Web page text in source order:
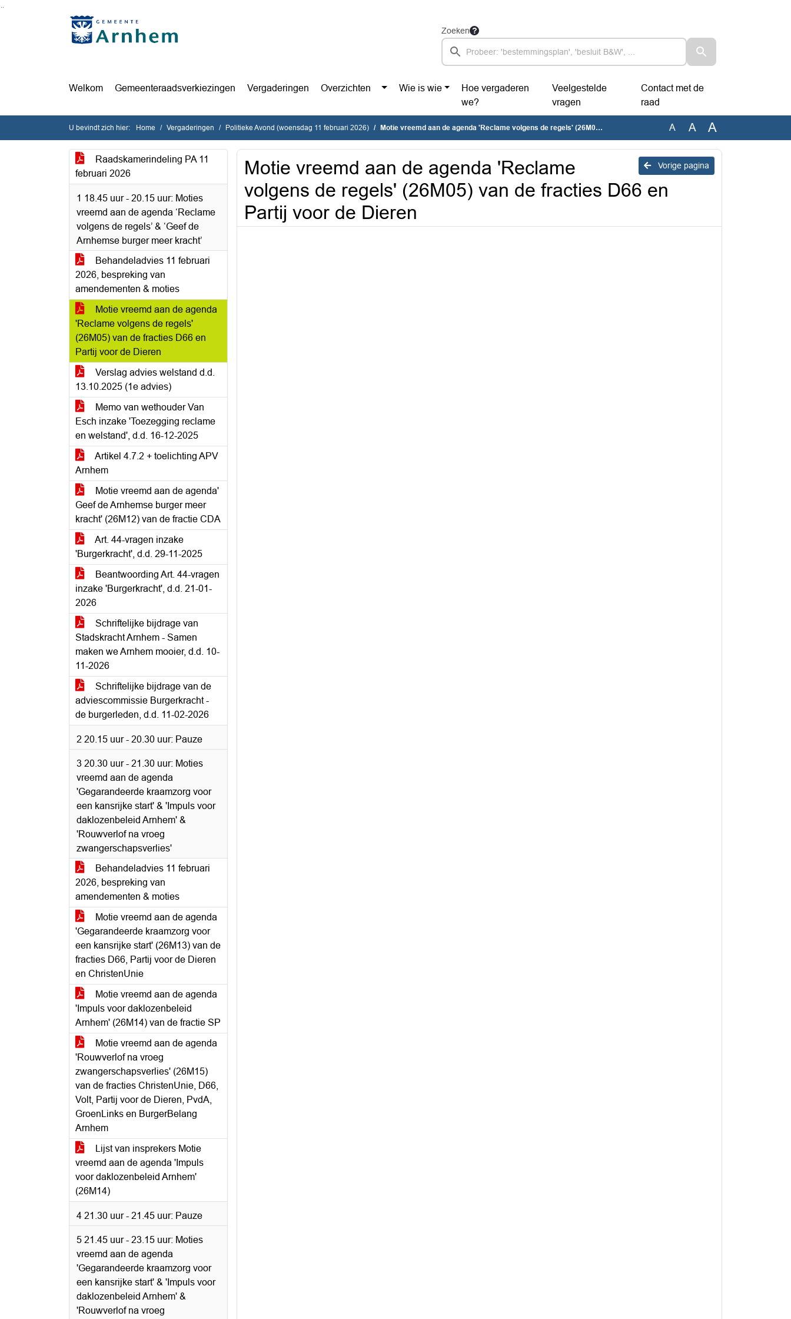
Ga naar de inhoud van deze pagina
Ga naar het zoeken
Ga naar het menu
Zoeken
Welkom Gemeenteraadsverkiezingen Vergaderingen Overzichten Wie is wie
Hoe vergaderen
we?
Veelgestelde
vragen
Contact met de
raad
U bevindt zich hier: Home Vergaderingen Politieke Avond (woensdag 11 februari 2026) Motie vreemd aan de agenda 'Reclame volgens de regels' (26M05) van de fracties D66 en Partij voor de Dieren A A A
Raadskamerindeling PA 11
februari 2026
1 18.45 uur - 20.15 uur: Moties
vreemd aan de agenda ‘Reclame
volgens de regels’ & ‘Geef de
Arnhemse burger meer kracht’
Behandeladvies 11 februari
2026, bespreking van
amendementen & moties
Motie vreemd aan de agenda
'Reclame volgens de regels'
(26M05) van de fracties D66 en
Partij voor de Dieren
Verslag advies welstand d.d.
13.10.2025 (1e advies)
Memo van wethouder Van
Esch inzake 'Toezegging reclame
en welstand', d.d. 16-12-2025
Artikel 4.7.2 + toelichting APV
Arnhem
Motie vreemd aan de agenda'
Geef de Arnhemse burger meer
kracht' (26M12) van de fractie CDA
Art. 44-vragen inzake
'Burgerkracht', d.d. 29-11-2025
Beantwoording Art. 44-vragen
inzake 'Burgerkracht', d.d. 21-01-
2026
Schriftelijke bijdrage van
Stadskracht Arnhem - Samen
maken we Arnhem mooier, d.d. 10-
11-2026
Schriftelijke bijdrage van de
adviescommissie Burgerkracht -
de burgerleden, d.d. 11-02-2026
2 20.15 uur - 20.30 uur: Pauze
3 20.30 uur - 21.30 uur: Moties
vreemd aan de agenda
'Gegarandeerde kraamzorg voor
een kansrijke start' & 'Impuls voor
daklozenbeleid Arnhem' &
'Rouwverlof na vroeg
zwangerschapsverlies'
Behandeladvies 11 februari
2026, bespreking van
amendementen & moties
Motie vreemd aan de agenda
'Gegarandeerde kraamzorg voor
een kansrijke start' (26M13) van de
fracties D66, Partij voor de Dieren
en ChristenUnie
Motie vreemd aan de agenda
'Impuls voor daklozenbeleid
Arnhem' (26M14) van de fractie SP
Motie vreemd aan de agenda
'Rouwverlof na vroeg
zwangerschapsverlies' (26M15)
van de fracties ChristenUnie, D66,
Volt, Partij voor de Dieren, PvdA,
GroenLinks en BurgerBelang
Arnhem
Lijst van insprekers Motie
vreemd aan de agenda 'Impuls
voor daklozenbeleid Arnhem'
(26M14)
4 21.30 uur - 21.45 uur: Pauze
5 21.45 uur - 23.15 uur: Moties
vreemd aan de agenda
'Gegarandeerde kraamzorg voor
een kansrijke start' & 'Impuls voor
daklozenbeleid Arnhem' &
'Rouwverlof na vroeg
Vorige pagina
Motie vreemd aan de agenda 'Reclame
volgens de regels' (26M05) van de fracties D66 en
Partij voor de Dieren